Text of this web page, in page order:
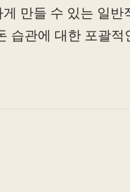
만들 수 있는 일반
습관에 대한 포괄적